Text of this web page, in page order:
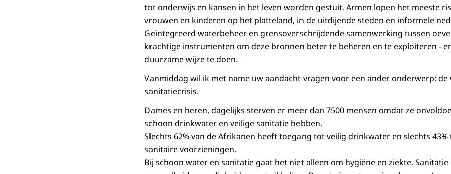
tot onderwijs en kansen in het leven worden gestuit. Armen lopen het meeste
vrouwen en kinderen op het platteland, in de uitdijende steden en informele
Geïntegreerd waterbeheer en grensoverschrijdende samenwerking tussen
krachtige instrumenten om deze bronnen beter te beheren en te exploiteren -
duurzame wijze te doen.
Vanmiddag wil ik met name uw aandacht vragen voor een ander onderwerp:
sanitatiecrisis.
Dames en heren, dagelijks sterven er meer dan 7500 mensen omdat ze
schoon drinkwater en veilige sanitatie hebben.
Slechts 62% van de Afrikanen heeft toegang tot veilig drinkwater en slechts
sanitaire voorzieningen.
Bij schoon water en sanitatie gaat het niet alleen om hygiëne en ziekte.